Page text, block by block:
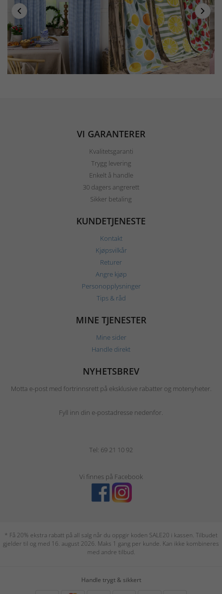
VI GARANTERER
Kvalitetsgaranti
Trygg levering
Enkelt å handle
30 dagers angrerett
Sikker betaling
KUNDETJENESTE
Kontakt
Kjøpsvilkår
Returer
Angre kjøp
Personopplysninger
Tips & råd
MINE TJENESTER
Mine sider
Handle direkt
NYHETSBREV
Motta e-post med fortrinnsrett på eksklusive rabatter og motenyheter.
Fyll inn din e-postadresse nedenfor.
Tel: 69 21 10 92
Vi finnes på Facebook
* Få 20% ekstra rabatt på all salg når du oppgir koden SALE20 i kassen. Tilbudet
gjelder til og med 16. august 2026. Maks 1 gang per kunde. Kan ikke kombineres
med andre tilbud.
Handle trygt & sikkert